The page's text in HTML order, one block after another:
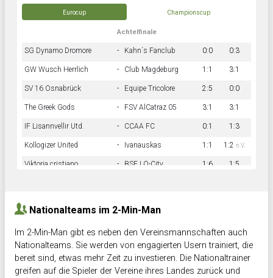
Eurocup Championscup
Achtelfinale
SG Dynamo Dromore - Kahn´s Fanclub 0:0 0:3
GW Wusch Herrlich - Club Magdeburg 1:1 3:1
SV 16 Osnabrück - Equipe Tricolore 2:5 0:0
The Greek Gods - FSV AlCatraz 05 3:1 3:1
IF Lisannvellir Utd. - CCAA FC 0:1 1:3
Kollogizer United - Ivanauskas 1:1 1:2 n.V.
Viktoria cristiano - BSF LO-City 1:6 1:5
Nationalteams im 2-Min-Man
Im 2-Min-Man gibt es neben den Vereinsmannschaften auch
Nationalteams. Sie werden von engagierten Usern trainiert, die
bereit sind, etwas mehr Zeit zu investieren. Die Nationaltrainer
greifen auf die Spieler der Vereine ihres Landes zurück und